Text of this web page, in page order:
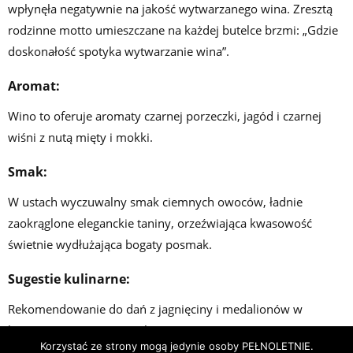
wpłynęła negatywnie na jakość wytwarzanego wina. Zresztą
rodzinne motto umieszczane na każdej butelce brzmi: „Gdzie
doskonałość spotyka wytwarzanie wina”.
Aromat:
Wino to oferuje aromaty czarnej porzeczki, jagód i czarnej
wiśni z nutą mięty i mokki.
Smak:
W ustach wyczuwalny smak ciemnych owoców, ładnie
zaokrąglone eleganckie taniny, orzeźwiająca kwasowość
świetnie wydłużająca bogaty posmak.
Sugestie kulinarne:
Rekomendowanie do dań z jagnięciny i medalionów w
kremowym sosie z papryką.
Korzystać ze strony mogą jedynie osoby PEŁNOLETNIE.